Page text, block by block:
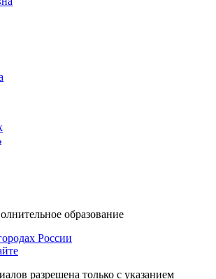
образование
России
разрешена только с указанием